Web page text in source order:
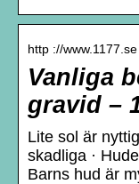
http ://
Vanliga
gravid –
Lite sol är
skadliga ·
Barns hud är